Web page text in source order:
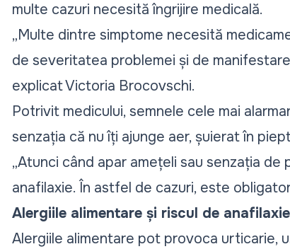
multe cazuri necesită îngrijire medicală.
„Multe dintre simptome necesită
de severitatea problemei și de
explicat Victoria Brocovschi.
Potrivit medicului, semnele cele mai
senzația că nu îți ajunge aer, șuierat în
„Atunci când apar amețeli sau senzația
anafilaxie. În astfel de cazuri, este
Alergiile alimentare și riscul de anafilaxie
Alergiile alimentare pot provoca urticarie,